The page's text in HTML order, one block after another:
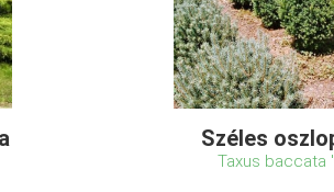
Széles
Taxus baccata